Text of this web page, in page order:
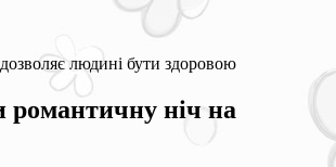
людині бути здоровою
романтичну ніч на